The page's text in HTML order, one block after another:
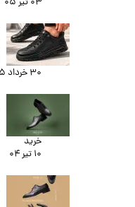
۰۳ تیر ۰۵
۳۰ خرداد ۰۵
خرید
۱۰ تیر ۰۴